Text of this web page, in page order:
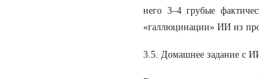
него 3–4 грубые
«галлюцинации» ИИ из
3.5. Домашнее задание с